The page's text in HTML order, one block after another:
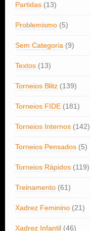
Partidas (13)
Problemismo (5)
Sem Categoria (9)
Textos (13)
Torneios Blitz (139)
Torneios FIDE (181)
Torneios Internos (142)
Torneios Pensados (5)
Torneios Rápidos (119)
Treinamento (61)
Xadrez Feminino (21)
Xadrez Infantil (46)